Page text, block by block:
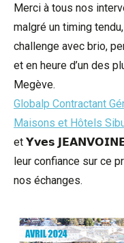
Merci à tous nos
malgré un timing
challenge avec brio,
et en heure d’un des
Megève.
Globalp Contractant
Maisons et Hôtels
et 𝗬𝘃𝗲𝘀 𝗝𝗘𝗔𝗡𝗩𝗢𝗜𝗡𝗘
leur confiance sur ce
nos échanges.